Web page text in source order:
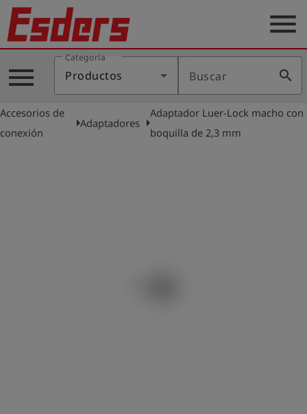
Productos
Blog
Aplicaciones
menu
menu
Categoría
Productos Buscar search
Accesorios de
conexión
arrow_rightAdaptadores arrow_right
Adaptador Luer-Lock macho con
boquilla de 2,3 mm